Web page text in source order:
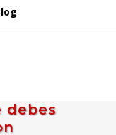
debes